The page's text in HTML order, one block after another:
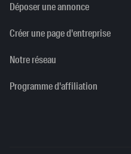
Déposer une annonce
Créer une page d'entreprise
Notre réseau
Programme d'affiliation